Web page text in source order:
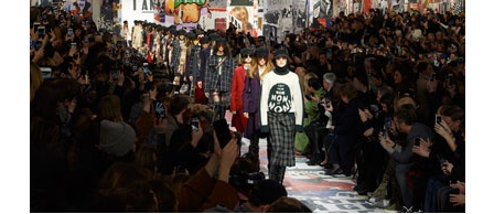
HIGH TECH
MAISON
AUTO
LIEUX TENDANCES